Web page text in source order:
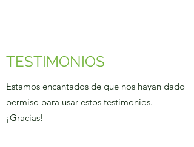
TESTIMONIOS
​Estamos encantados de que nos hayan dado
permiso para usar estos testimonios.
¡Gracias!